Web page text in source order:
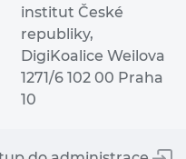
institut České
republiky,
DigiKoalice Weilova
1271/6 102 00 Praha
10